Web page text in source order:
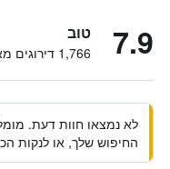
7.9 טוב
1,766 דירוגים מאומתים
לא נמצאו חוות דעת.
החיפוש שלך, או לנקות